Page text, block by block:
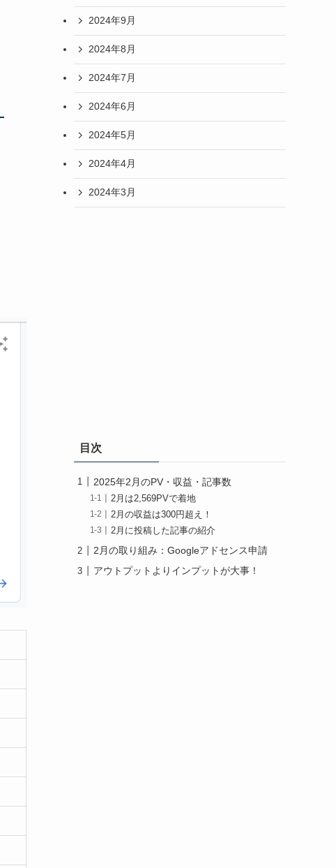
2024年9月
2024年8月
2024年7月
2024年6月
2024年5月
2024年4月
2024年3月
目次
2025年2月のPV・収益・記事数
2月は2,569PVで着地
2月の収益は300円超え！
2月に投稿した記事の紹介
2月の取り組み：Googleアドセンス申請
アウトプットよりインプットが大事！